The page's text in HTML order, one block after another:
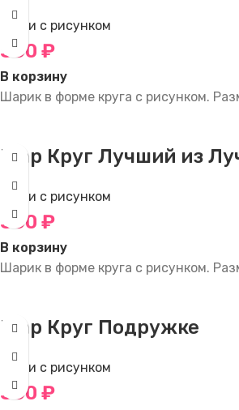
Круги с рисунком
350 ₽
В корзину
Шарик в форме круга с рисунком.
Шар Круг Лучший из
Круги с рисунком
350 ₽
В корзину
Шарик в форме круга с рисунком.
Шар Круг Подружке
Круги с рисунком
350 ₽